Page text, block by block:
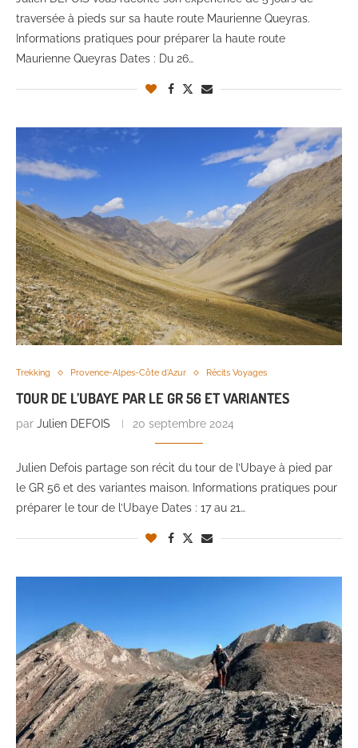
traversée à pieds sur sa haute route Maurienne Queyras.
Informations pratiques pour préparer la haute route
Maurienne Queyras Dates : Du 26…
Trekking Provence-Alpes-Côte d'Azur Récits Voyages
TOUR DE L’UBAYE PAR LE GR 56 ET VARIANTES
par Julien DEFOIS 20 septembre 2024
Julien Defois partage son récit du tour de l’Ubaye à pied par
le GR 56 et des variantes maison. Informations pratiques pour
préparer le tour de l’Ubaye Dates : 17 au 21…